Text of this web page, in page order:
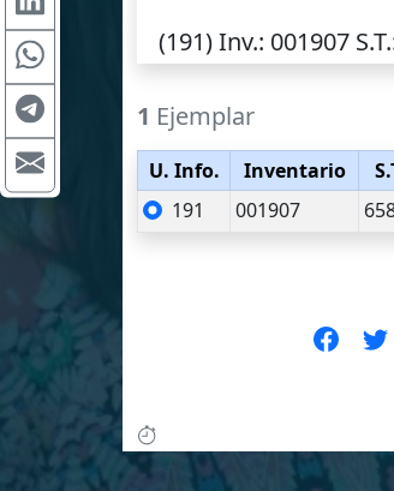
(191)Inv.: 001907 S.T.
1 Ejemplar
U. Info. Inventario
191
001907